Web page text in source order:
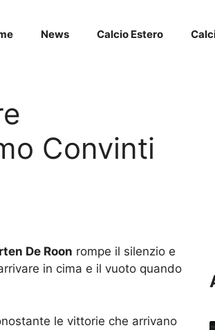
News Calcio Estero
Convinti
De Roon rompe il silenzio e
in cima e il vuoto quando
le vittorie che arrivano